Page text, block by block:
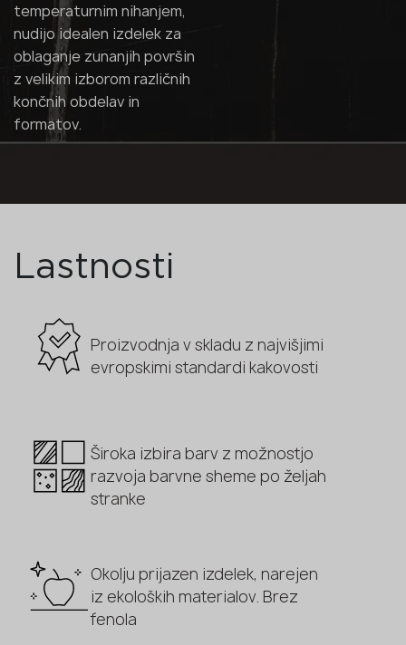
temperaturnim nihanjem,
nudijo idealen izdelek za
oblaganje zunanjih površin
z velikim izborom različnih
končnih obdelav in
formatov.
Lastnosti
Proizvodnja v skladu z najvišjimi
evropskimi standardi kakovosti
Široka izbira barv z možnostjo
razvoja barvne sheme po željah
stranke
Okolju prijazen izdelek, narejen
iz ekoloških materialov. Brez
fenola